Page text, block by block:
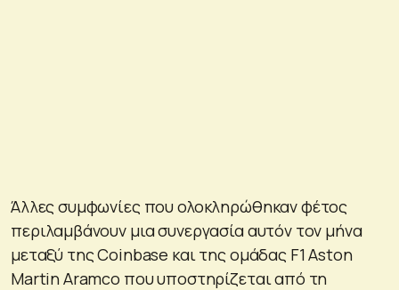
Άλλες συμφωνίες που ολοκληρώθηκαν φέτος
περιλαμβάνουν μια συνεργασία αυτόν τον μήνα
μεταξύ της Coinbase και της ομάδας F1 Aston
Martin Aramco που υποστηρίζεται από τη